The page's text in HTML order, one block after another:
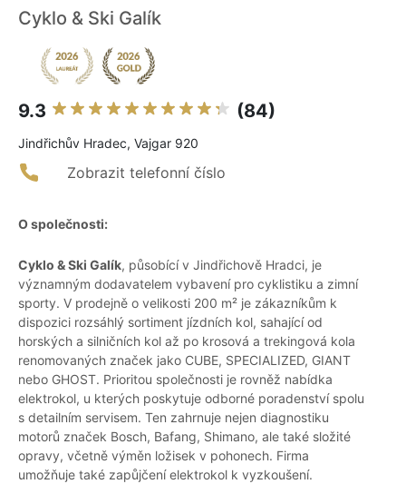
Cyklo & Ski Galík
9.3 (84)
Jindřichův Hradec, Vajgar 920
Zobrazit telefonní číslo
O společnosti:
Cyklo & Ski Galík, působící v Jindřichově Hradci, je
významným dodavatelem vybavení pro cyklistiku a zimní
sporty. V prodejně o velikosti 200 m² je zákazníkům k
dispozici rozsáhlý sortiment jízdních kol, sahající od
horských a silničních kol až po krosová a trekingová kola
renomovaných značek jako CUBE, SPECIALIZED, GIANT
nebo GHOST. Prioritou společnosti je rovněž nabídka
elektrokol, u kterých poskytuje odborné poradenství spolu
s detailním servisem. Ten zahrnuje nejen diagnostiku
motorů značek Bosch, Bafang, Shimano, ale také složité
opravy, včetně výměn ložisek v pohonech. Firma
umožňuje také zapůjčení elektrokol k vyzkoušení.